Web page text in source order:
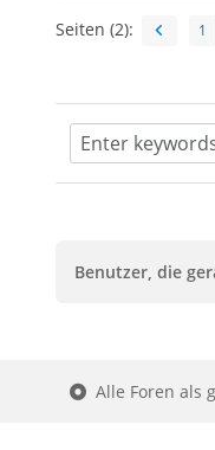
Seiten (2): 1
Benutzer, die
Alle Foren als